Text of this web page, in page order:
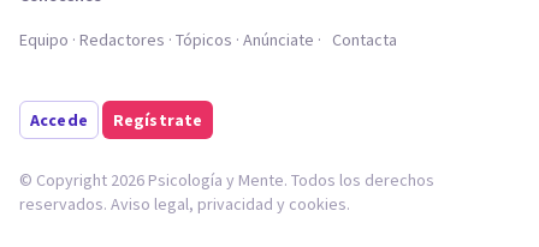
Equipo Redactores Tópicos Anúnciate Contacta
Accede Regístrate
© Copyright 2026 Psicología y Mente. Todos los derechos
reservados. Aviso legal, privacidad y cookies.